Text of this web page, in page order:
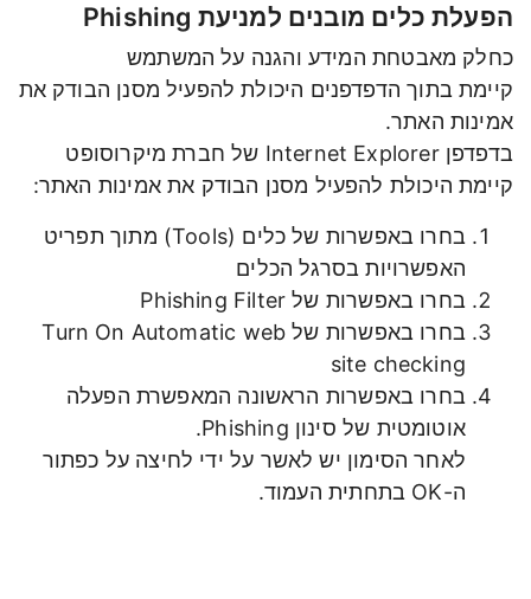
הפעלת כלים מובנים למניעת Phishing
כחלק מאבטחת המידע והגנה על המשתמש
קיימת בתוך הדפדפנים היכולת להפעיל מסנן הבודק את
אמינות האתר.
בדפדפן Internet Explorer של חברת מיקרוסופט
קיימת היכולת להפעיל מסנן הבודק את אמינות האתר:
בחרו באפשרות של כלים (Tools) מתוך תפריט
האפשרויות בסרגל הכלים
בחרו באפשרות של Phishing Filter
בחרו באפשרות של Turn On Automatic web
site checking
בחרו באפשרות הראשונה המאפשרת הפעלה
אוטומטית של סינון Phishing.
לאחר הסימון יש לאשר על ידי לחיצה על כפתור
ה-OK בתחתית העמוד.